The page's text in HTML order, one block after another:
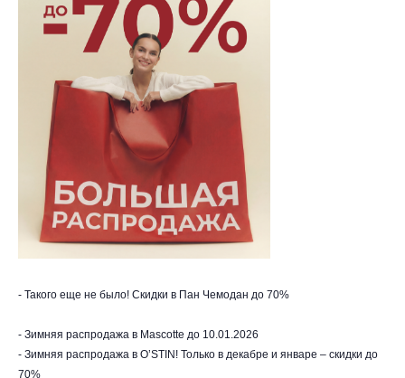
- Такого еще не было! Скидки в Пан Чемодан до 70% ​
- Зимняя распродажа в Mascotte до 10.01.2026
- Зимняя распродажа в O’STIN! Только в декабре и январе – скидки до
70%